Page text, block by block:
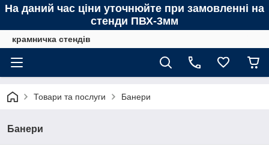
На даний час ціни уточнюйте при замовленні на
стенди ПВХ-3мм
крамничка стендів
Товари та послуги Банери
Банери